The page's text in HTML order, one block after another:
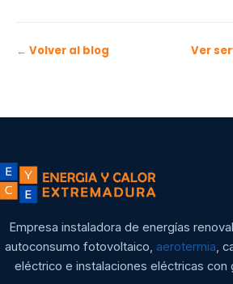
← Volver al blog Ver
Empresa instaladora de energías
autoconsumo fotovoltaico,aerotermia,
eléctrico e instalaciones eléctricas con